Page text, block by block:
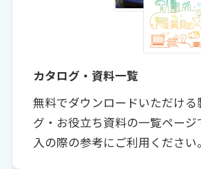
カタログ・資料一覧
無料でダウンロードいただける
グ・お役立ち資料の一覧ページ
入の際の参考にご利用ください。